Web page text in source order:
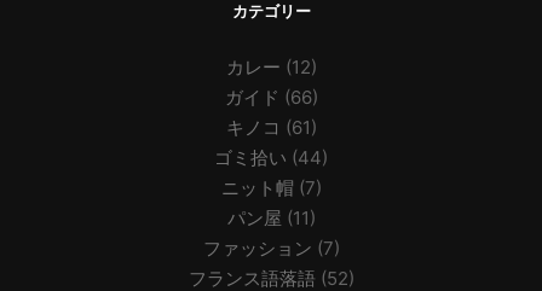
カテゴリー
カレー (12)
ガイド (66)
キノコ (61)
ゴミ拾い (44)
ニット帽 (7)
パン屋 (11)
ファッション (7)
フランス語落語 (52)